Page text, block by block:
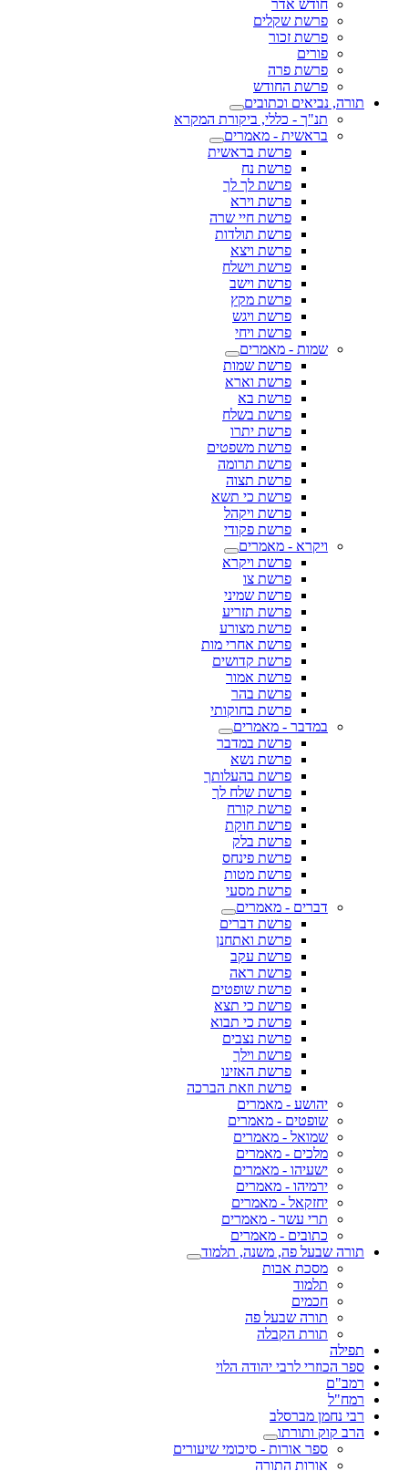
חודש אדר
פרשת שקלים
פרשת זכור
פורים
פרשת פרה
פרשת החודש
תורה, נביאים וכתובים
תנ"ך - כללי, ביקורת המקרא
בראשית - מאמרים
פרשת בראשית
פרשת נח
פרשת לך לך
פרשת וירא
פרשת חיי שרה
פרשת תולדות
פרשת ויצא
פרשת וישלח
פרשת וישב
פרשת מקץ
פרשת ויגש
פרשת ויחי
שמות - מאמרים
פרשת שמות
פרשת וארא
פרשת בא
פרשת בשלח
פרשת יתרו
פרשת משפטים
פרשת תרומה
פרשת תצוה
פרשת כי תשא
פרשת ויקהל
פרשת פקודי
ויקרא - מאמרים
פרשת ויקרא
פרשת צו
פרשת שמיני
פרשת תזריע
פרשת מצורע
פרשת אחרי מות
פרשת קדושים
פרשת אמור
פרשת בהר
פרשת בחוקותי
במדבר - מאמרים
פרשת במדבר
פרשת נשא
פרשת בהעלותך
פרשת שלח לך
פרשת קורח
פרשת חוקת
פרשת בלק
פרשת פינחס
פרשת מטות
פרשת מסעי
דברים - מאמרים
פרשת דברים
פרשת ואתחנן
פרשת עקב
פרשת ראה
פרשת שופטים
פרשת כי תצא
פרשת כי תבוא
פרשת נצבים
פרשת וילך
פרשת האזינו
פרשת וזאת הברכה
יהושע - מאמרים
שופטים - מאמרים
שמואל - מאמרים
מלכים - מאמרים
ישעיהו - מאמרים
ירמיהו - מאמרים
יחזקאל - מאמרים
תרי עשר - מאמרים
כתובים - מאמרים
תורה שבעל פה, משנה, תלמוד
מסכת אבות
תלמוד
חכמים
תורה שבעל פה
תורת הקבלה
תפילה
ספר הכוזרי לרבי יהודה הלוי
רמב"ם
רמח"ל
רבי נחמן מברסלב
הרב קוק ותורתו
ספר אורות - סיכומי שיעורים
אורות התורה